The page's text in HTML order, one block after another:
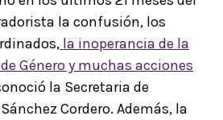
la confusión, los
la inoperancia de la
Género y muchas acciones
la Secretaria de
Cordero. Además, la